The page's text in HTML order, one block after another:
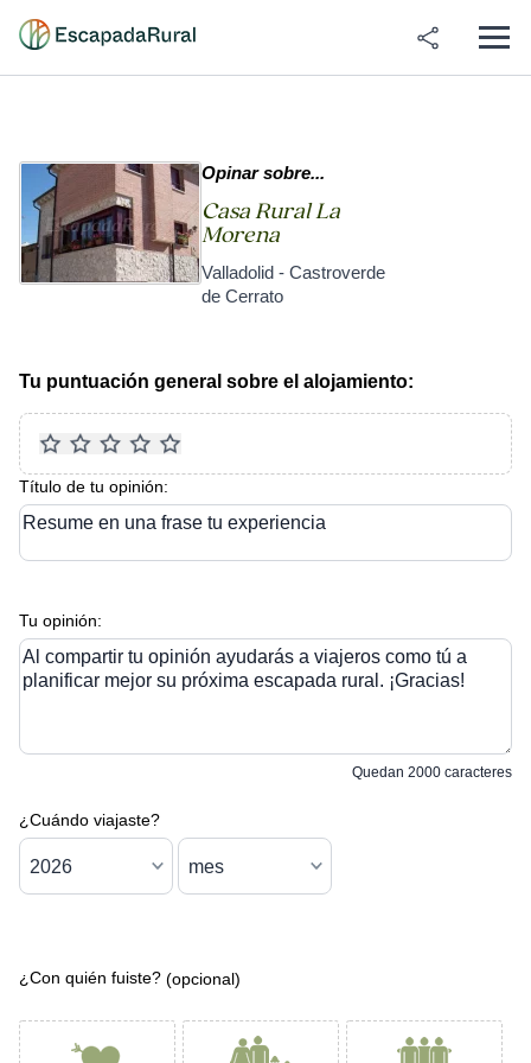
Opinar sobre...
Casa Rural La
Morena
Valladolid - Castroverde
de Cerrato
Tu puntuación general sobre el alojamiento:
Título de tu opinión:
Resume en una frase tu experiencia
Tu opinión:
Al compartir tu opinión ayudarás a viajeros como tú a
planificar mejor su próxima escapada rural. ¡Gracias!
Quedan 2000 caracteres
¿Cuándo viajaste?
¿Con quién fuiste? (opcional)